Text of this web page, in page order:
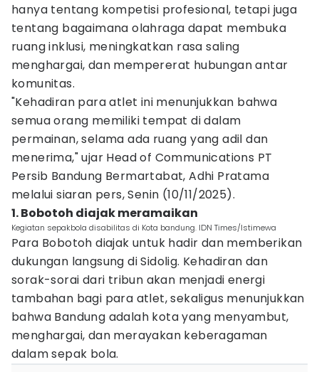
hanya tentang kompetisi profesional, tetapi juga
tentang bagaimana olahraga dapat membuka
ruang inklusi, meningkatkan rasa saling
menghargai, dan mempererat hubungan antar
komunitas.
"Kehadiran para atlet ini menunjukkan bahwa
semua orang memiliki tempat di dalam
permainan, selama ada ruang yang adil dan
menerima," ujar Head of Communications PT
Persib Bandung Bermartabat, Adhi Pratama
melalui siaran pers, Senin (10/11/2025).
1. Bobotoh diajak meramaikan
Kegiatan sepakbola disabilitas di Kota bandung. IDN Times/Istimewa
Para Bobotoh diajak untuk hadir dan memberikan
dukungan langsung di Sidolig. Kehadiran dan
sorak-sorai dari tribun akan menjadi energi
tambahan bagi para atlet, sekaligus menunjukkan
bahwa Bandung adalah kota yang menyambut,
menghargai, dan merayakan keberagaman
dalam sepak bola.